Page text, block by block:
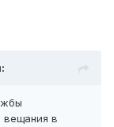
вещания в